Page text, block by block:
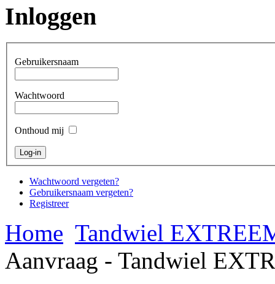
Inloggen
Gebruikersnaam
Wachtwoord
Onthoud mij
Wachtwoord vergeten?
Gebruikersnaam vergeten?
Registreer
Home Tandwiel
Aanvraag - Tandwiel